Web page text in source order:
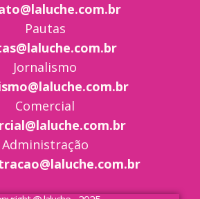
Pautas
Jornalismo
Comercial
Administração